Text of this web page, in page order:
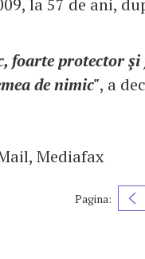
la 57 de ani,
foarte protector
de nimic", a
Mediafax
Pagina: